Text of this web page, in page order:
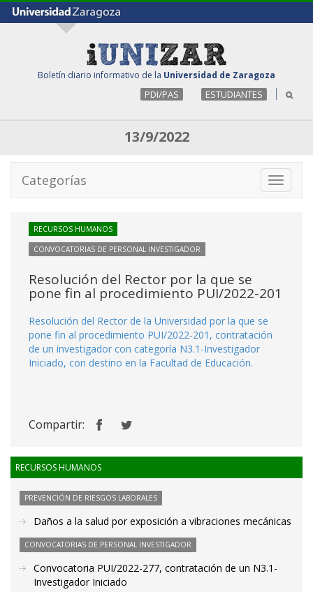
Boletín diario informativo de la Universidad de Zaragoza
PDI/PAS ESTUDIANTES
13/9/2022
Toggle
Categorías
RECURSOS HUMANOS
CONVOCATORIAS DE PERSONAL INVESTIGADOR
Resolución del Rector por la que se
pone fin al procedimiento PUI/2022-201
Resolución del Rector de la Universidad por la que se
pone fin al procedimiento PUI/2022-201, contratación
de un investigador con categoría N3.1-Investigador
Iniciado, con destino en la Facultad de Educación.
Compartir:
RECURSOS HUMANOS
PREVENCIÓN DE RIESGOS LABORALES
Daños a la salud por exposición a vibraciones mecánicas
CONVOCATORIAS DE PERSONAL INVESTIGADOR
Convocatoria PUI/2022-277, contratación de un N3.1-
Investigador Iniciado